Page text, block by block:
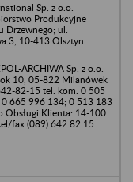
Sp. z o.o.
Produkcyjne
Drzewnego; ul.
3, 10-413 Olsztyn
ARCHIWA Sp. z o.o.
10, 05-822 Milanówek
82-15 tel. kom. 0 505
665 996 134; 0 513 183
Obsługi Klienta: 14-100
fax (089) 642 82 15